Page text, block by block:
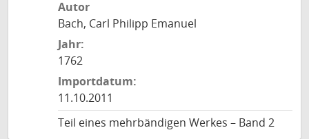
Autor
Bach, Carl Philipp Emanuel
Jahr:
1762
Importdatum:
11.10.2011
Teil eines mehrbändigen Werkes – Band 2